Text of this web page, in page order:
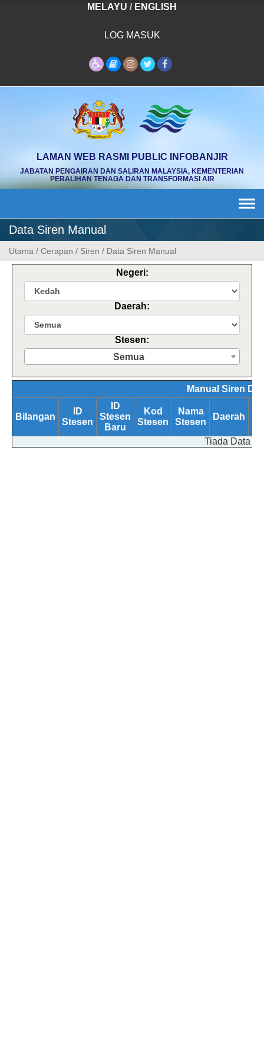
MELAYU / ENGLISH
LOG MASUK
LAMAN WEB RASMI PUBLIC INFOBANJIR
JABATAN PENGAIRAN DAN SALIRAN MALAYSIA, KEMENTERIAN
PERALIHAN TENAGA DAN TRANSFORMASI AIR
Data Siren Manual
Utama / Cerapan / Siren / Data Siren Manual
Negeri:
Daerah:
Stesen:
Semua
Manual Siren
Bilangan
ID
Stesen
ID
Stesen
Baru
Kod
Stesen
Nama
Stesen
Daerah
Tiada Data